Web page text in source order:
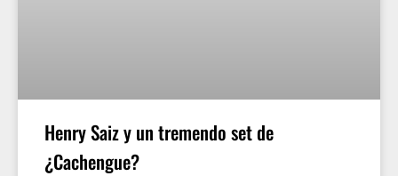
Henry Saiz y un tremendo set de
¿Cachengue?